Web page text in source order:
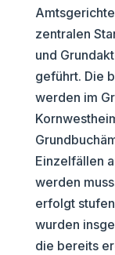
zentralen
und
geführt. Die
werden im
Einzelfällen
werden
erfolgt
wurden
die bereits